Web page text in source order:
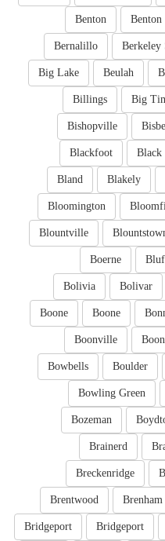
Benton
Benton
Berkeley
Bernalillo
Beulah
Big Lake
Big
Billings
Bishopville
Black
Blackfoot
Blakely
Bland
Bloomington
Blountville
Boerne
Bolivar
Bolivia
Boone
Boone
Boonville
Boulder
Bowbells
Bowling Green
Bozeman
Brainerd
Breckenridge
Brenham
Brentwood
Bridgeport
Bridgeport